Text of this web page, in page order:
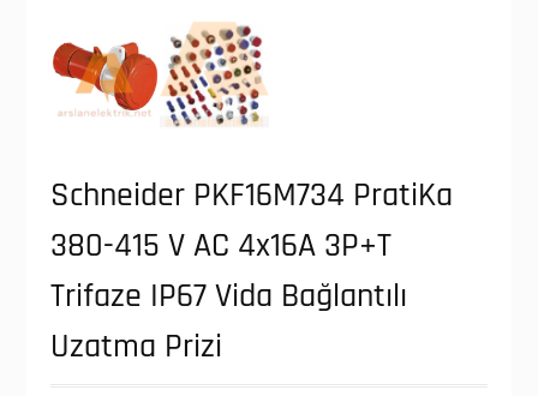
Schneider PKF16M734 PratiKa
380-415 V AC 4x16A 3P+T
Trifaze IP67 Vida Bağlantılı
Uzatma Prizi